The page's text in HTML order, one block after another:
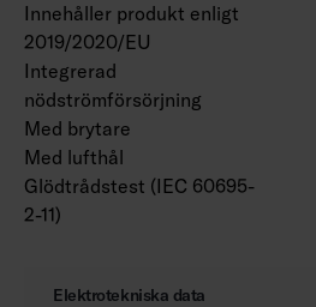
Innehåller produkt enligt
2019/2020/EU
Integrerad
nödströmförsörjning
Med brytare
Med lufthål
Glödtrådstest (IEC 60695-
2-11)
Elektrotekniska data